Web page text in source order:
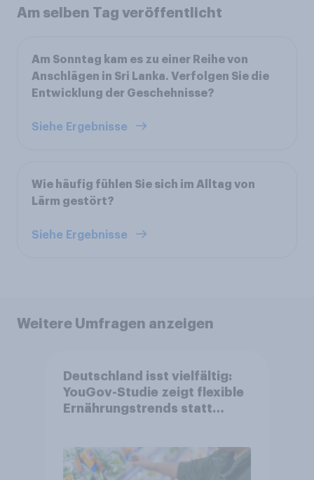
Am selben Tag veröffentlicht
Am Sonntag kam es zu einer Reihe von
Anschlägen in Sri Lanka. Verfolgen Sie die
Entwicklung der Geschehnisse?
Siehe Ergebnisse
Wie häufig fühlen Sie sich im Alltag von
Lärm gestört?
Siehe Ergebnisse
Weitere Umfragen anzeigen
Deutschland isst vielfältig:
YouGov-Studie zeigt flexible
Ernährungstrends statt